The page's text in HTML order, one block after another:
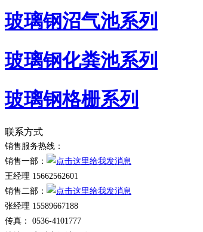
玻璃钢沼气池系列
玻璃钢化粪池系列
玻璃钢格栅系列
联系方式
销售服务热线：
销售一部：
王经理 15662562601
销售二部：
张经理 15589667188
传真： 0536-4101777